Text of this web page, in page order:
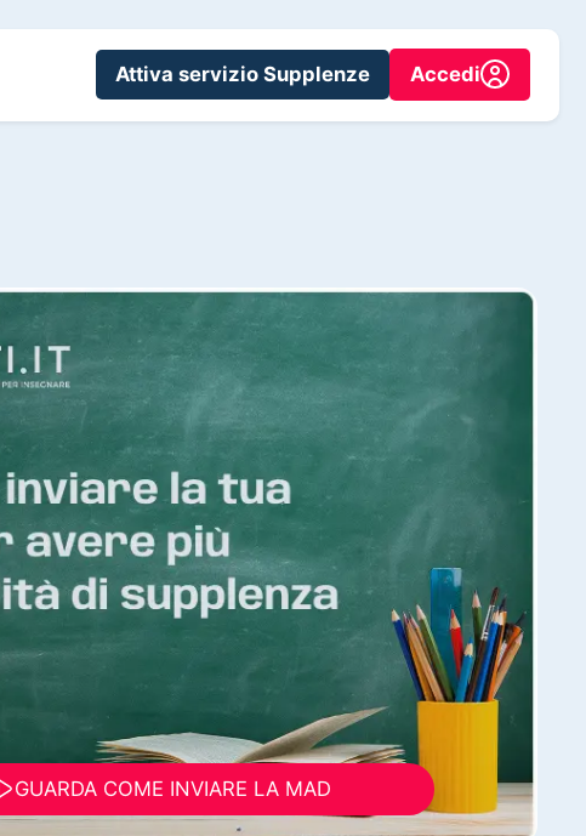
Attiva servizio Supplenze Accedi
GUARDA COME INVIARE LA MAD